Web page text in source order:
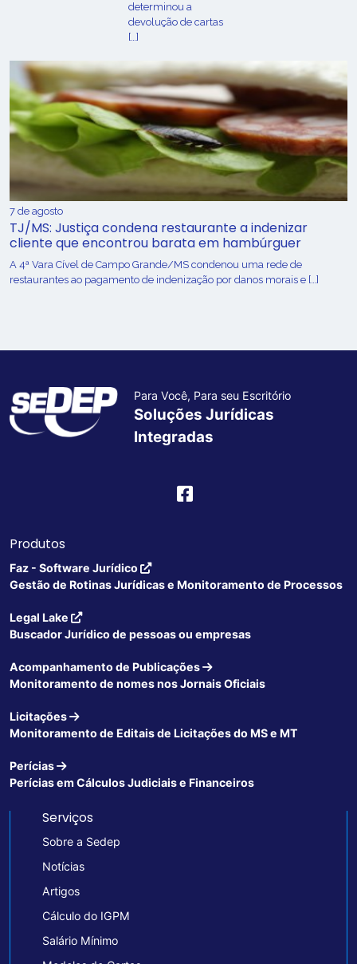
determinou a
devolução de cartas
[…]
7 de agosto
TJ/MS: Justiça condena restaurante a indenizar
cliente que encontrou barata em hambúrguer
A 4ª Vara Cível de Campo Grande/MS condenou uma rede de
restaurantes ao pagamento de indenização por danos morais e […]
Para Você, Para seu Escritório
Soluções Jurídicas
Integradas
Produtos
Faz - Software Jurídico
Gestão de Rotinas Jurídicas e Monitoramento de Processos
Legal Lake
Buscador Jurídico de pessoas ou empresas
Acompanhamento de Publicações
Monitoramento de nomes nos Jornais Oficiais
Licitações
Monitoramento de Editais de Licitações do MS e MT
Perícias
Perícias em Cálculos Judiciais e Financeiros
Serviços
Sobre a Sedep
Notícias
Artigos
Cálculo do IGPM
Salário Mínimo